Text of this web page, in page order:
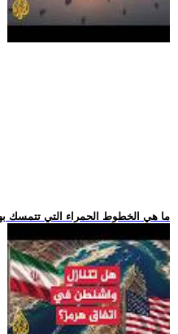
.. ما هي الخطوط الحمراء التي تتمسك